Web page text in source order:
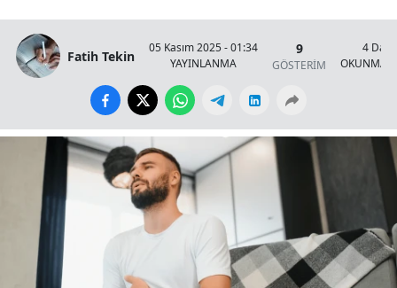
Fatih Tekin
05 Kasım 2025 - 01:34
YAYINLANMA
9
GÖSTERİM
4
OKUNMA